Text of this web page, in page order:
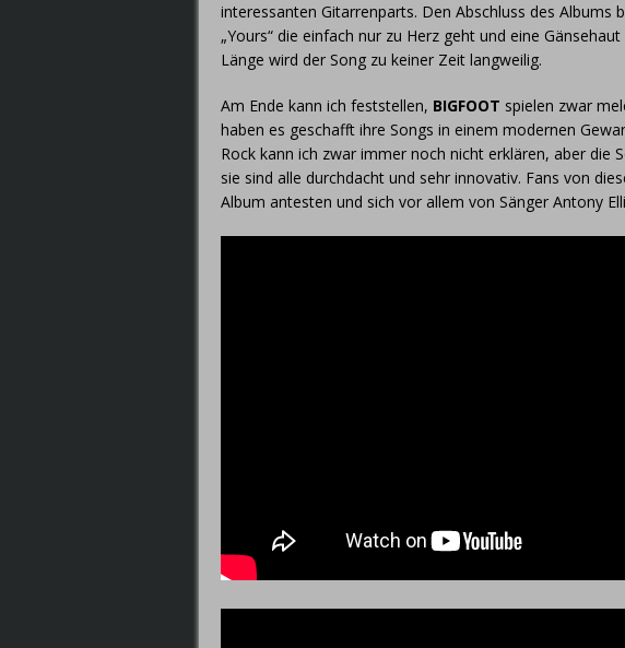
interessanten Gitarrenparts. Den Abschluss des Albums
„Yours“ die einfach nur zu Herz geht und eine
Länge wird der Song zu keiner Zeit langweilig.
Am Ende kann ich feststellen, BIGFOOT spielen zwar
haben es geschafft ihre Songs in einem modernen
Rock kann ich zwar immer noch nicht erklären, aber die
sie sind alle durchdacht und sehr innovativ. Fans von
Album antesten und sich vor allem von Sänger Antony